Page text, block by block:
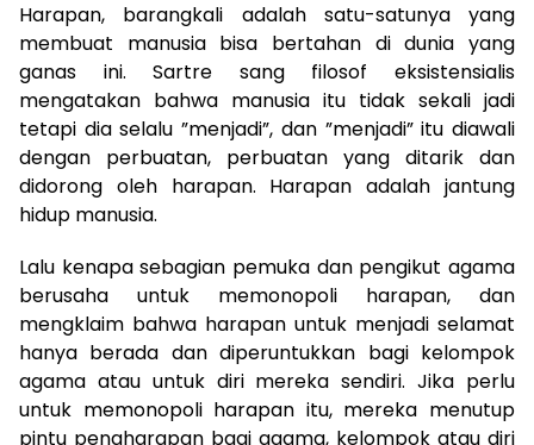
Harapan, barangkali adalah satu-satunya yang
membuat manusia bisa bertahan di dunia yang
ganas ini. Sartre sang filosof eksistensialis
mengatakan bahwa manusia itu tidak sekali jadi
tetapi dia selalu ”menjadi”, dan ”menjadi” itu diawali
dengan perbuatan, perbuatan yang ditarik dan
didorong oleh harapan. Harapan adalah jantung
hidup manusia.
Lalu kenapa sebagian pemuka dan pengikut agama
berusaha untuk memonopoli harapan, dan
mengklaim bahwa harapan untuk menjadi selamat
hanya berada dan diperuntukkan bagi kelompok
agama atau untuk diri mereka sendiri. Jika perlu
untuk memonopoli harapan itu, mereka menutup
pintu pengharapan bagi agama, kelompok atau diri